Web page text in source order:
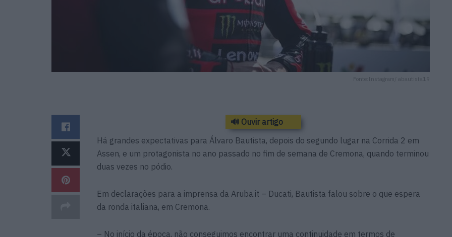
Fonte:Instagram/ abautista19
🔊 Ouvir artigo
Há grandes expectativas para Álvaro Bautista, depois do segundo lugar na Corrida 2 em
Assen, e um protagonista no ano passado no fim de semana de Cremona, quando terminou
duas vezes no pódio.
Em declarações para a imprensa da Aruba.it – Ducati, Bautista falou sobre o que espera
da ronda italiana, em Cremona.
– No início da época, não conseguimos encontrar uma continuidade em termos de